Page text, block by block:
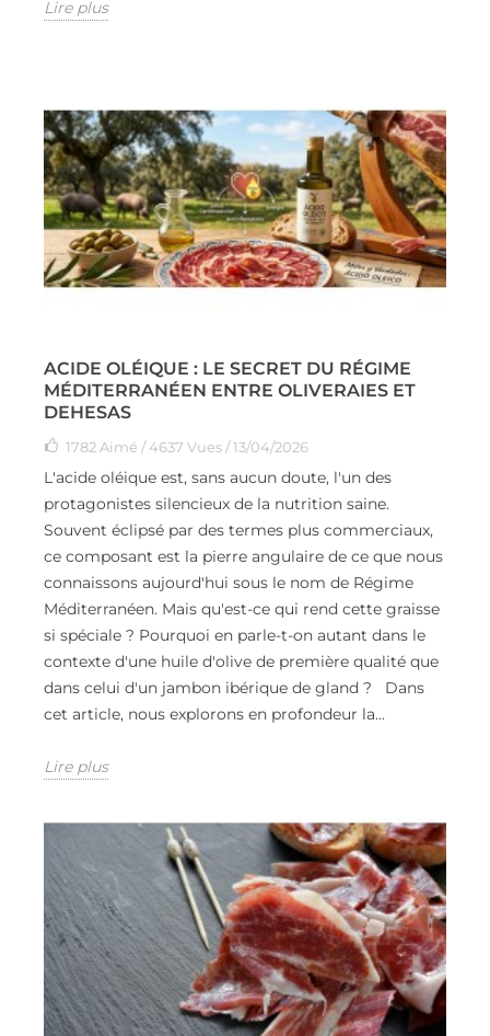
Lire plus
ACIDE OLÉIQUE : LE SECRET DU RÉGIME
MÉDITERRANÉEN ENTRE OLIVERAIES ET
DEHESAS
1782 Aimé / 4637 Vues / 13/04/2026
L'acide oléique est, sans aucun doute, l'un des
protagonistes silencieux de la nutrition saine.
Souvent éclipsé par des termes plus commerciaux,
ce composant est la pierre angulaire de ce que nous
connaissons aujourd'hui sous le nom de Régime
Méditerranéen. Mais qu'est-ce qui rend cette graisse
si spéciale ? Pourquoi en parle-t-on autant dans le
contexte d'une huile d'olive de première qualité que
dans celui d'un jambon ibérique de gland ? Dans
cet article, nous explorons en profondeur la...
Lire plus